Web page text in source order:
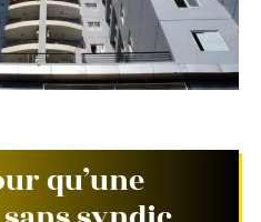
qu’une